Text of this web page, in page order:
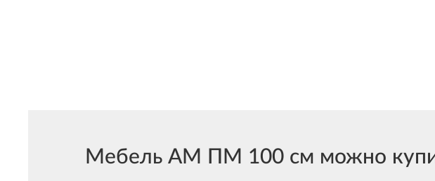
Мебель АМ ПМ 100 см можно